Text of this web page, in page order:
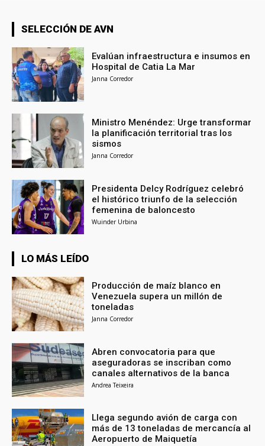
SELECCIÓN DE AVN
Evalúan infraestructura e insumos en
Hospital de Catia La Mar
Janna Corredor
Ministro Menéndez: Urge transformar
la planificación territorial tras los
sismos
Janna Corredor
Presidenta Delcy Rodríguez celebró
el histórico triunfo de la selección
femenina de baloncesto
Wuinder Urbina
LO MÁS LEÍDO
Producción de maíz blanco en
Venezuela supera un millón de
toneladas
Janna Corredor
Abren convocatoria para que
aseguradoras se inscriban como
canales alternativos de la banca
Andrea Teixeira
Llega segundo avión de carga con
más de 13 toneladas de mercancía al
Aeropuerto de Maiquetía